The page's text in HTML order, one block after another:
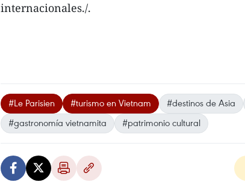
internacionales./.
#Le Parisien #turismo en Vietnam #destinos de Asia
#gastronomía vietnamita
#patrimonio cultural